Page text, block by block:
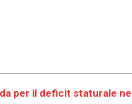
per il deficit staturale